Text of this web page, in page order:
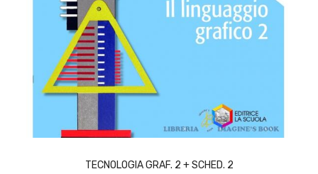
TECNOLOGIA GRAF. 2 + SCHED. 2
ACQUISTA